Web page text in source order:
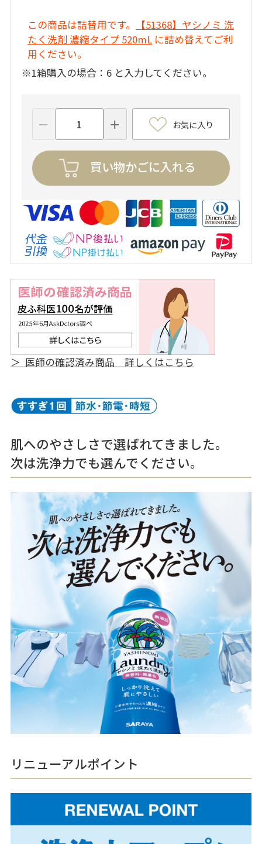
この商品は詰替用です。
【51368】ヤシノミ 洗
たく洗剤 濃縮タイプ 520mLに詰め替えてご利
用ください。
※1箱購入の場合：6 と入力してください。
お気に入り
買い物かごに入れる
＞ 医師の確認済み商品 詳しくはこちら
肌へのやさしさで選ばれてきました。
次は洗浄力でも選んでください。
リニューアルポイント